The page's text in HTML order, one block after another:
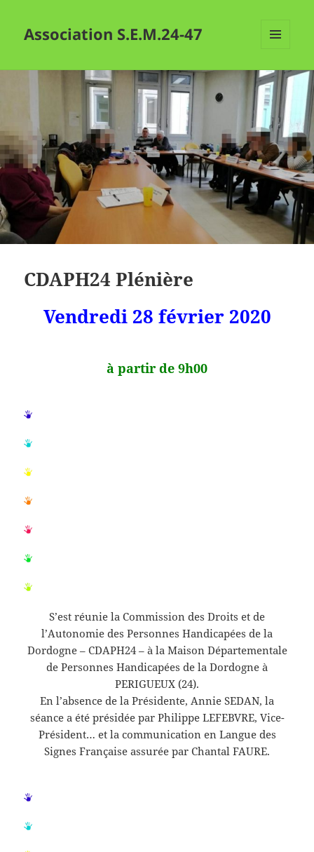
Association S.E.M.24-47
WIDGETS
CDAPH24 Plénière
Vendredi 28 février 2020
à partir de 9h00
S’est réunie la Commission des Droits et de
l’Autonomie des Personnes Handicapées de la
Dordogne – CDAPH24 – à la Maison Départementale
de Personnes Handicapées de la Dordogne à
PERIGUEUX (24).
En l’absence de la Présidente, Annie SEDAN, la
séance a été présidée par Philippe LEFEBVRE, Vice-
Président… et la communication en Langue des
Signes Française assurée par Chantal FAURE.